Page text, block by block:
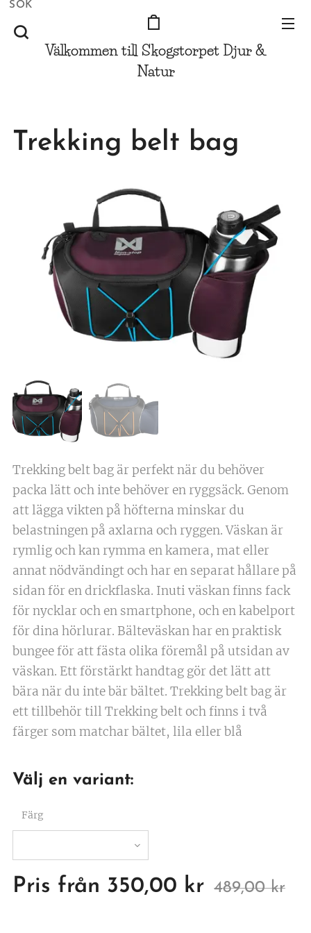
Välkommen till Skogstorpet Djur &
Natur
SÖK
Trekking belt bag
Trekking belt bag är perfekt när du behöver
packa lätt och inte behöver en ryggsäck. Genom
att lägga vikten på höfterna minskar du
belastningen på axlarna och ryggen. Väskan är
rymlig och kan rymma en kamera, mat eller
annat nödvändingt och har en separat hållare på
sidan för en drickflaska. Inuti väskan finns fack
för nycklar och en smartphone, och en kabelport
för dina hörlurar. Bälteväskan har en praktisk
bungee för att fästa olika föremål på utsidan av
väskan. Ett förstärkt handtag gör det lätt att
bära när du inte bär bältet. Trekking belt bag är
ett tillbehör till Trekking belt och finns i två
färger som matchar bältet, lila eller blå
Välj en variant:
Färg
Pris från 350,00 kr 489,00kr